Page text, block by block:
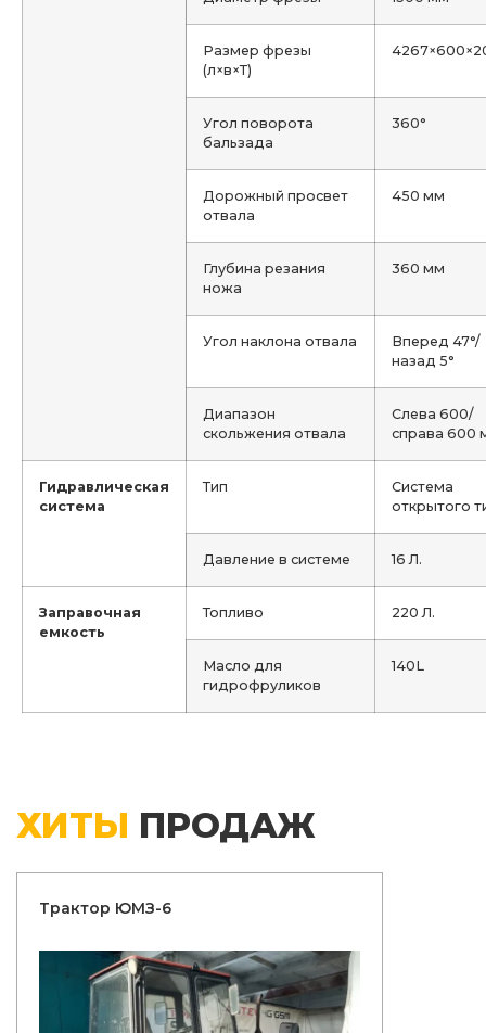
Размер фрезы
(л×в×Т)
Угол поворота
бальзада
360°
Дорожный просвет
отвала
450 мм
Глубина резания
ножа
360 мм
Угол наклона отвала
Вперед 47°/
назад 5°
Диапазон
скольжения отвала
Слева 600/
справа 600
Гидравлическая
система
Тип
Система
открытого
Давление в системе 16 Л.
Заправочная
емкость
Топливо 220 Л.
Масло для
гидрофруликов
140L
ХИТЫ ПРОДАЖ
Трактор ЮМЗ-6